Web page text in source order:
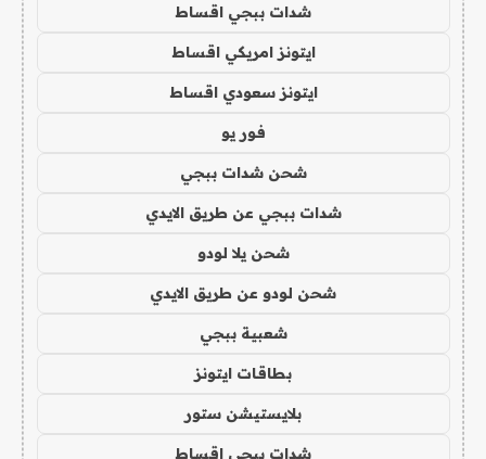
شدات ببجي اقساط
ايتونز امريكي اقساط
ايتونز سعودي اقساط
فور يو
شحن شدات ببجي
شدات ببجي عن طريق الايدي
شحن يلا لودو
شحن لودو عن طريق الايدي
شعبية ببجي
بطاقات ايتونز
بلايستيشن ستور
شدات ببجي اقساط